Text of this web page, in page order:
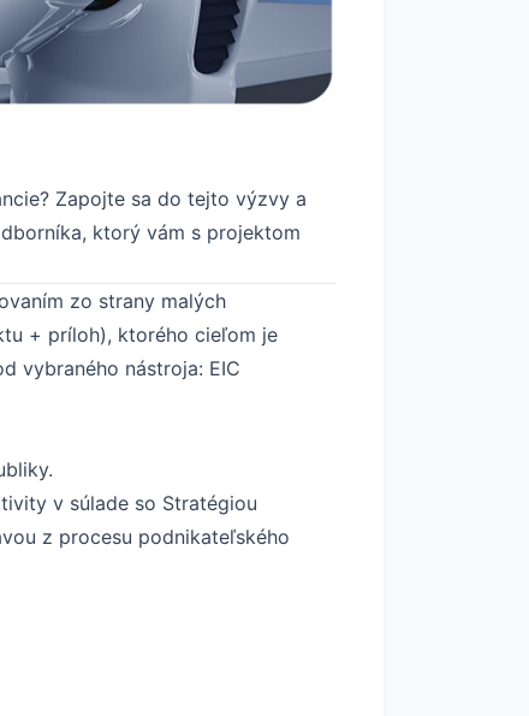
Zapojte sa do tejto výzvy a
ktorý vám s projektom
zo strany malých
+ príloh), ktorého cieľom je
vybraného nástroja: EIC
v súlade so Stratégiou
z procesu podnikateľského